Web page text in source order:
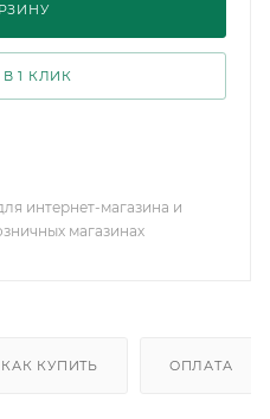
1 КЛИК
интернет-магазина и
магазинах
КАК КУПИТЬ ОПЛАТА